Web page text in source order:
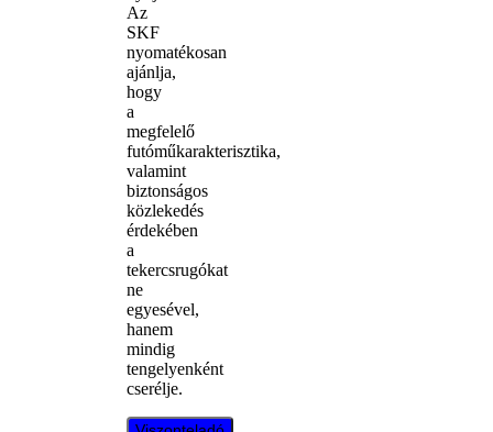
Az
SKF
nyomatékosan
ajánlja,
hogy
a
megfelelő
futóműkarakterisztika,
valamint
biztonságos
közlekedés
érdekében
a
tekercsrugókat
ne
egyesével,
hanem
mindig
tengelyenként
cserélje.